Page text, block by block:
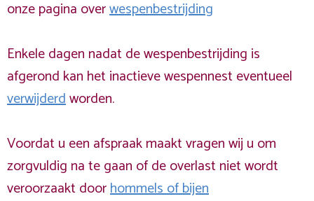
onze pagina overwespenbestrijding
Enkele dagen nadat de wespenbestrijding is
afgerond kan het inactieve wespennest eventueel
verwijderdworden.
Voordat u een afspraak maakt vragen wij u om
zorgvuldig na te gaan of de overlast niet wordt
veroorzaakt doorhommels of bijen